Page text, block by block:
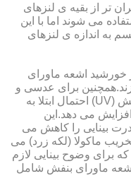
تر از بقیه ی لنزهای
می شوند اما با این
به اندازه ی لنزهای
اشعه ماورای
برای عدسی و
قرنیه چشم مضراست.اشعه ماورای بنفش (UV) احتمال ابتلا به
می دهد.این
بینایی را کاهش می
ماکولا (لکه زرد) می
برای وضوح بینایی لازم
ماورای بنفش شامل